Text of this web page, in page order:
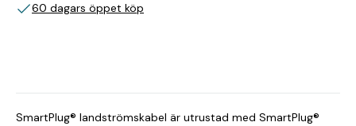
60 dagars öppet köp
SmartPlug® landströmskabel är utrustad med SmartPlug®